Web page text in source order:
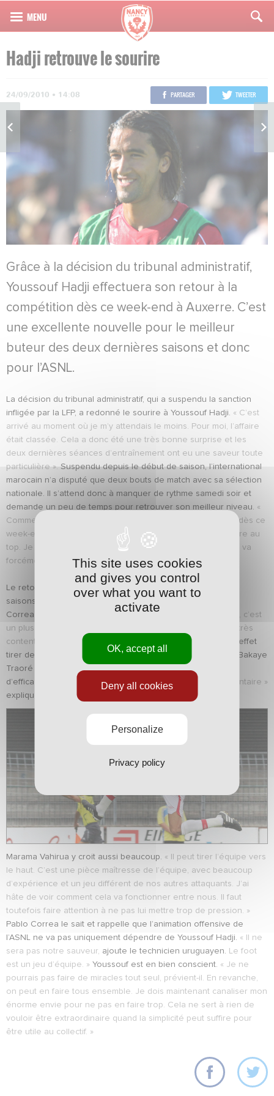
Hadji retrouve le sourire
24/09/2010 • 14:08 PARTAGER TWEETER
Grâce à la décision du tribunal administratif,
Youssouf Hadji effectuera son retour à la
compétition dès ce week-end à Auxerre. C’est
une excellente nouvelle pour le meilleur
buteur des deux dernières saisons et donc
pour l’ASNL.
La décision du tribunal administratif, qui a suspendu la sanction
infligée par la LFP, a redonné le sourire à Youssouf Hadji. « C’est
arrivé au moment où je m’y attendais le moins. Pour moi, l’affaire
était classée. Cela a donc été une très bonne surprise et les
deux dernières séances d’entraînement ont eu une saveur toute
particulière ».Suspendu depuis le début de saison, l’international
marocain n’a disputé que deux bouts de match avec sa sélection
nationale. Il s’attend donc à manquer de rythme samedi soir et
demande un peu de temps pour retrouver son meilleur niveau. «
Comme je n’ai jamais lâché à l’entraînement, je peux jouer dès ce
week-end. Mais, il me faudra trois ou quatre matchs pour être au
top. Je pense en tout cas que tout ce que je viens de vivre va
forcément me rendre plus fort. »
Le retour du meilleur buteur nancéien des deux dernières
saisons est également une excellente nouvelle pour Pablo
Correa.
« Quand on regarde ce qu’il a déjà apporté au club, c’est
un plus incontestable,
On est très
content pour lui et pour tout le groupe. »
L’ASNL devrait en effet
tirer des bénéfices techniques mais aussi psychologiques. Bakaye
Traoré compte en partie sur lui pour régler le problème
d’efficacité offensive de l’ASNL. « C’est une arme supplémentaire »
explique son voisin de vestiaire.
Marama Vahirua y croit aussi beaucoup. « Il peut tirer l’équipe vers
le haut. C’est une pièce maîtresse de l’équipe, avec beaucoup
d’expérience et un jeu différent de nos autres attaquants. J’ai
hâte de voir comment cela va fonctionner entre nous. Il faut
toutefois faire attention à ne pas lui mettre trop de pression. »
Pablo Correa le sait et rappelle que l’animation offensive de
l’ASNL ne va pas uniquement dépendre de Youssouf Hadji. « Il ne
sera pas notre sauveur, ajoute le technicien uruguayen.
Le foot
est un jeu d’équipe. » Youssouf est en bien conscient. « Je ne
pourrais pas faire de miracles tout seul, prévient-il. En revanche,
on peut en faire tous ensemble. Je dois maintenant canaliser mon
énorme envie pour ne pas en faire trop. Cela ne sert à rien de
vouloir être extraordinaire quand la simplicité peut suffire pour
être utile au collectif. »
This site uses cookies
and gives you control
over what you want to
activate
OK, accept all
Deny all cookies
Personalize
Privacy policy